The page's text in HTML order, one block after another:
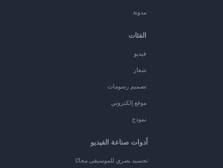
مدونة
الفئات
فيديو
شعار
تصميم رسومات
موقع إلكتروني
نموذج
أدوات صناعة الفيديو
تجسيد بصري للموسيقى مجانًا